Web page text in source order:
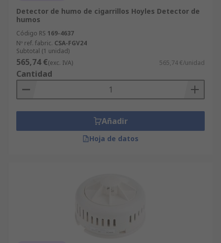
Detector de humo de cigarrillos Hoyles Detector de
humos
Código RS 169-4637
Nº ref. fabric. CSA-FGV24
Subtotal (1 unidad)
565,74 €(exc. IVA) 565,74 €/unidad
Cantidad
Añadir
Hoja de datos